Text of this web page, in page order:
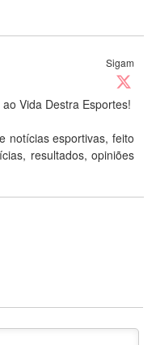
Sigam
Vida Destra Esportes!
notícias esportivas, feito
resultados, opiniões